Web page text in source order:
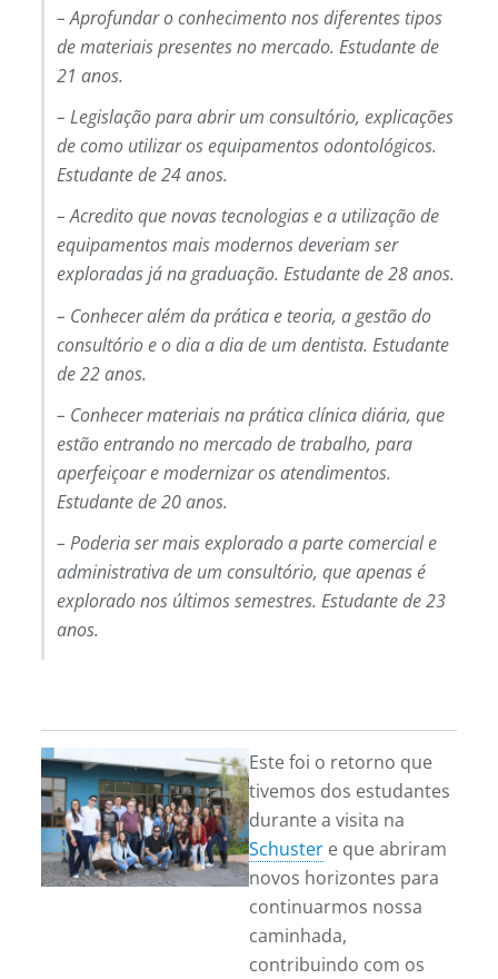
– Aprofundar o conhecimento nos diferentes tipos
de materiais presentes no mercado. Estudante de
21 anos.
– Legislação para abrir um consultório, explicações
de como utilizar os equipamentos odontológicos.
Estudante de 24 anos.
– Acredito que novas tecnologias e a utilização de
equipamentos mais modernos deveriam ser
exploradas já na graduação. Estudante de 28 anos.
– Conhecer além da prática e teoria, a gestão do
consultório e o dia a dia de um dentista. Estudante
de 22 anos.
– Conhecer materiais na prática clínica diária, que
estão entrando no mercado de trabalho, para
aperfeiçoar e modernizar os atendimentos.
Estudante de 20 anos.
– Poderia ser mais explorado a parte comercial e
administrativa de um consultório, que apenas é
explorado nos últimos semestres. Estudante de 23
anos.
Este foi o retorno que
tivemos dos estudantes
durante a visita na
Schuster e que abriram
novos horizontes para
continuarmos nossa
caminhada,
contribuindo com os